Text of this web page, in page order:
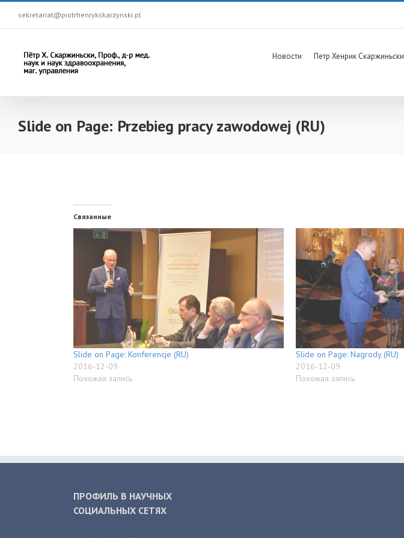
sekretariat@piotrhenrykskarzynski.pl
Новости Петр Хенрик Скаржиньски
Slide on Page: Przebieg pracy zawodowej (RU)
Связанные
Slide on Page: Konferencje (RU)
2016-12-09
Похожая запись
Slide on Page: Nagrody (RU)
2016-12-09
Похожая запись
ПРОФИЛЬ В НАУЧНЫХ
СОЦИАЛЬНЫХ СЕТЯХ